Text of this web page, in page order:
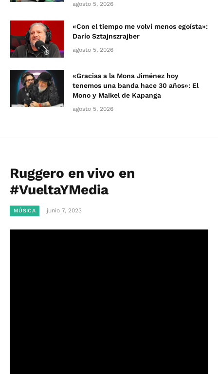
agosto 5, 2026
«Con el tiempo me volví menos egoísta»:
Darío Sztajnszrajber
agosto 5, 2026
«Gracias a la Mona Jiménez hoy
tenemos una banda hace 30 años»: El
Mono y Maikel de Kapanga
agosto 5, 2026
Ruggero en vivo en
#VueltaYMedia
MÚSICA junio 7, 2023